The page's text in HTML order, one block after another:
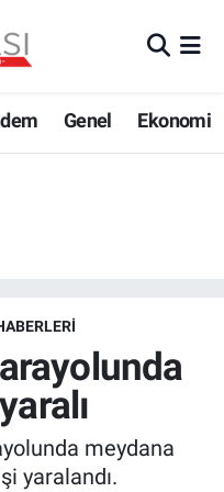
Genel Ekonomi
meydana
yaralandı.
Fikstür